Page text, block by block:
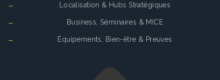
Localisation & Hubs Stratégiques
Business, Séminaires & MICE
Équipements, Bien-être & Preuves